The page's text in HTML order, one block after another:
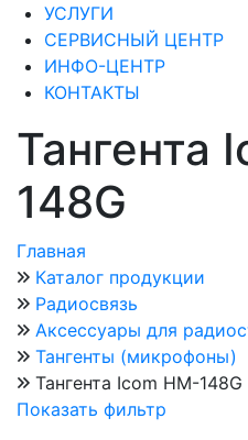
УСЛУГИ
СЕРВИСНЫЙ ЦЕНТР
ИНФО-ЦЕНТР
КОНТАКТЫ
Тангента
148G
Главная
Каталог продукции
Радиосвязь
Аксессуары для
Тангенты (микрофоны)
Тангента Icom HM-148G
Показать фильтр